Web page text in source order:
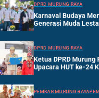
DPRD MURUNG RAYA
Karnaval Budaya
Generasi Muda
DPRD MURUNG RAYA
Ketua DPRD Murung
Upacara HUT ke-24
PEMKAB MURUNG RAYA